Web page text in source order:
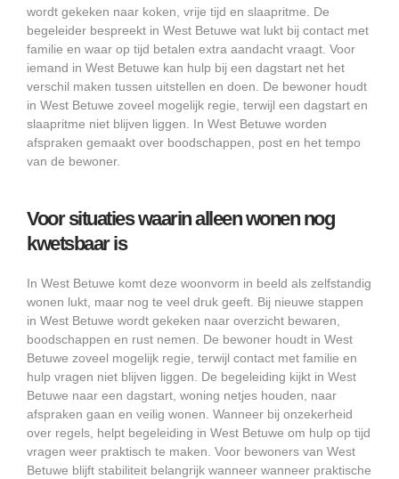
wordt gekeken naar koken, vrije tijd en slaapritme. De
begeleider bespreekt in West Betuwe wat lukt bij contact met
familie en waar op tijd betalen extra aandacht vraagt. Voor
iemand in West Betuwe kan hulp bij een dagstart net het
verschil maken tussen uitstellen en doen. De bewoner houdt
in West Betuwe zoveel mogelijk regie, terwijl een dagstart en
slaapritme niet blijven liggen. In West Betuwe worden
afspraken gemaakt over boodschappen, post en het tempo
van de bewoner.
Voor situaties waarin alleen wonen nog
kwetsbaar is
In West Betuwe komt deze woonvorm in beeld als zelfstandig
wonen lukt, maar nog te veel druk geeft. Bij nieuwe stappen
in West Betuwe wordt gekeken naar overzicht bewaren,
boodschappen en rust nemen. De bewoner houdt in West
Betuwe zoveel mogelijk regie, terwijl contact met familie en
hulp vragen niet blijven liggen. De begeleiding kijkt in West
Betuwe naar een dagstart, woning netjes houden, naar
afspraken gaan en veilig wonen. Wanneer bij onzekerheid
over regels, helpt begeleiding in West Betuwe om hulp op tijd
vragen weer praktisch te maken. Voor bewoners van West
Betuwe blijft stabiliteit belangrijk wanneer wanneer praktische